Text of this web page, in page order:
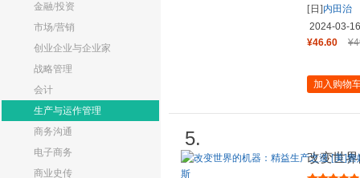
金融/投资
市场/营销
创业企业与企业家
战略管理
会计
生产与运作管理
商务沟通
电子商务
商业史传
[日]内田治
2024-03-16
¥46.60
加入购物
5.
改变世
斯 P.沃